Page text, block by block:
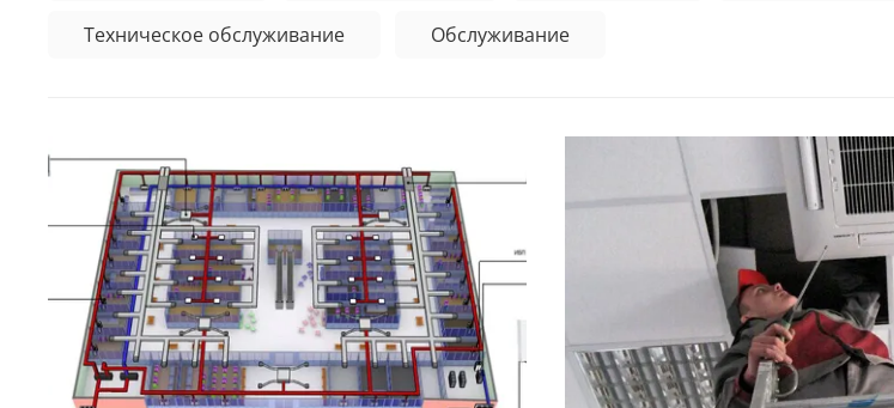
Техническое обслуживание Обслуживание